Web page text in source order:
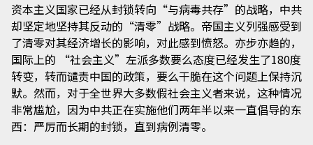
资本主义国家已经从封锁转向“与病毒共存”的战略，中共
却坚定地坚持其反动的“清零”战略。帝国主义列强感受到
了清零对其经济增长的影响，对此感到愤怒。亦步亦趋的，
国际上的 “社会主义”左派多数要么态度已经发生了180度
转变，转而谴责中国的政策，要么干脆在这个问题上保持沉
默。然而，对于全世界大多数假社会主义者来说，这种情况
非常尴尬，因为中共正在实施他们两年半以来一直倡导的东
西：严厉而长期的封锁，直到病例清零。